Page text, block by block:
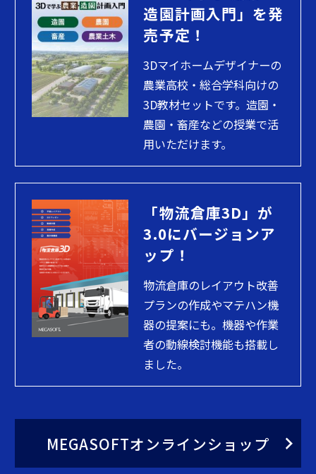
造園計画入門」を発
売予定！
3Dマイホームデザイナーの
農業高校・総合学科向けの
3D教材セットです。造園・
農園・畜産などの授業で活
用いただけます。
「物流倉庫3D」が
3.0にバージョンア
ップ！
物流倉庫のレイアウト改善
プランの作成やマテハン機
器の提案にも。機器や作業
者の動線検討機能も搭載し
ました。
MEGASOFTオンラインショップ